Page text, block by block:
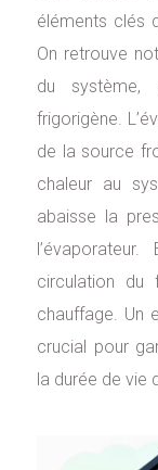
éléments clés
On retrouve
du système,
frigorigène.
de la source
chaleur au
abaisse la
circulation du
chauffage. Un
crucial pour
la durée de vie